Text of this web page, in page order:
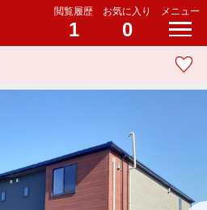
閲覧履歴
1
お気に入り
0
メニュー